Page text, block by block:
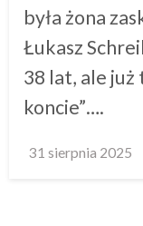
była żona
Łukasz
38 lat, ale już
koncie”….
Posted
31 sierpnia 2025